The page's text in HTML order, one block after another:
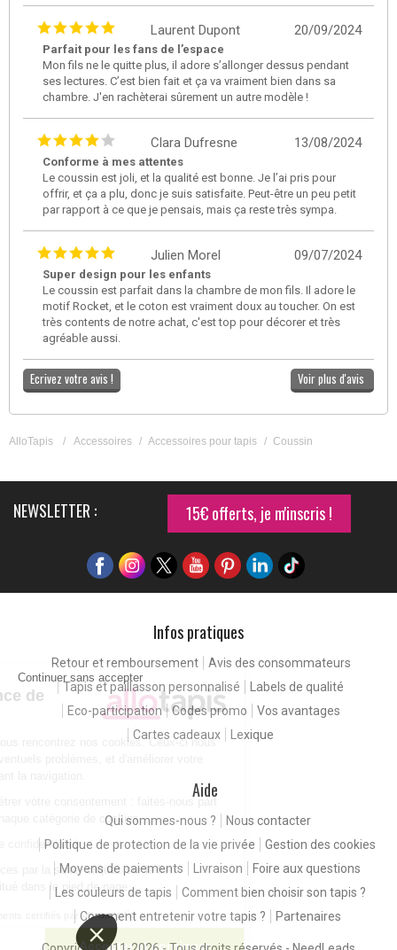
Continuer sans accepter
Pour une expérience de
meilleure qualité
En consultant notre site, vous rencontrez nos cookies. Ceux-ci nous
de vos préférences pour chaque catégorie de cookies.
Consulter notre politique de confidentialité
Pour modifier vos préférences par la suite, cliquez sur le lien
'Préférences de cookies' situé dans le pied de page.
Consentements certifiés par
Paramétrer Accepter et continuer
20/09/2024
Laurent Dupont
Parfait pour les fans de l’espace
Mon fils ne le quitte plus, il adore s’allonger dessus pendant
ses lectures. C’est bien fait et ça va vraiment bien dans sa
chambre. J'en rachèterai sûrement un autre modèle !
13/08/2024
Clara Dufresne
Conforme à mes attentes
Le coussin est joli, et la qualité est bonne. Je l’ai pris pour
offrir, et ça a plu, donc je suis satisfaite. Peut-être un peu petit
par rapport à ce que je pensais, mais ça reste très sympa.
09/07/2024
Julien Morel
Super design pour les enfants
Le coussin est parfait dans la chambre de mon fils. Il adore le
motif Rocket, et le coton est vraiment doux au toucher. On est
très contents de notre achat, c'est top pour décorer et très
agréable aussi.
Ecrivez votre avis ! Voir plus d'avis
AlloTapis / Accessoires / Accessoires pour tapis / Coussin
NEWSLETTER : 15€ offerts, je m'inscris !
Infos pratiques
Retour et remboursement
Avis des consommateurs
Tapis et paillasson personnalisé
Labels de qualité
Eco-participation
Codes promo
Vos avantages
Cartes cadeaux
Lexique
Aide
Qui sommes-nous ?
Nous contacter
Politique de protection de la vie privée
Gestion des cookies
Moyens de paiements
Livraison
Foire aux questions
Les couleurs de tapis
Comment bien choisir son tapis ?
Comment entretenir votre tapis ?
Partenaires